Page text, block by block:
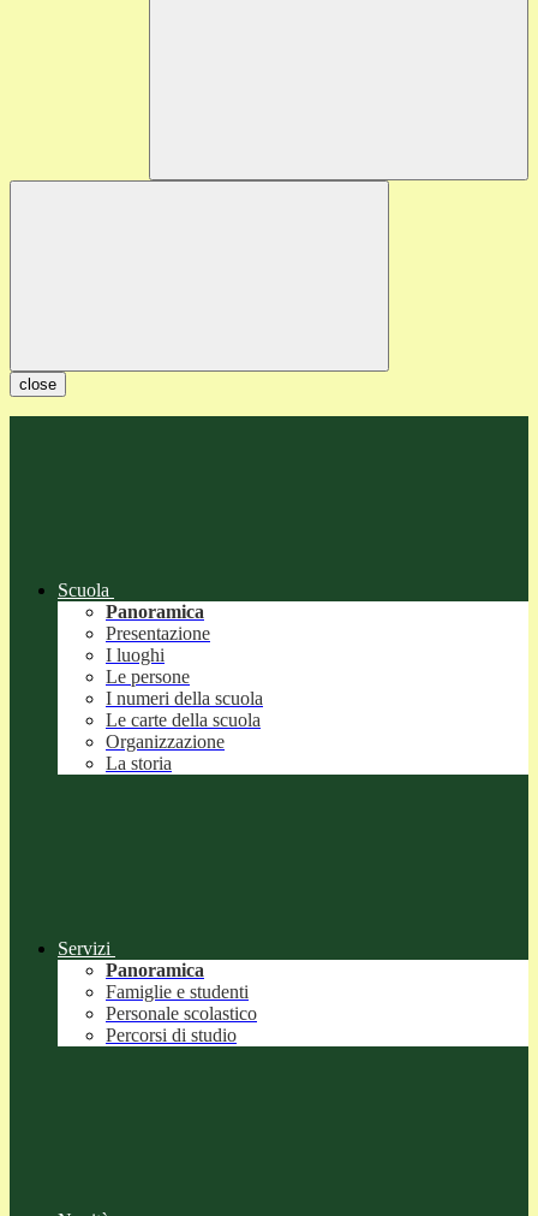
close
Scuola
Panoramica
Presentazione
I luoghi
Le persone
I numeri della scuola
Le carte della scuola
Organizzazione
La storia
Servizi
Panoramica
Famiglie e studenti
Personale scolastico
Percorsi di studio